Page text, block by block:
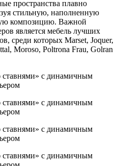
пространства плавно
стильную, наполненную
композицию. Важной
является мебель лучших
среди которых Marset, Joquer,
Moroso, Poltrona Frau, Golran